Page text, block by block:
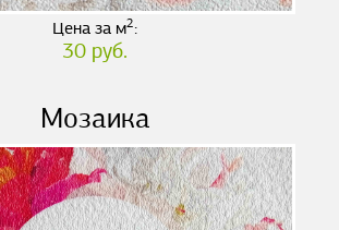
Цена за м2:
30 руб.
Мозаика